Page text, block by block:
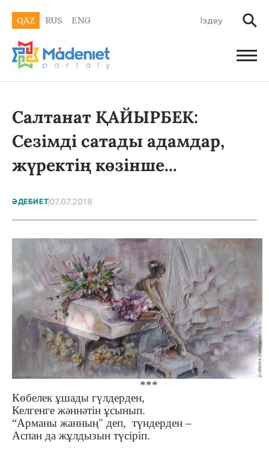
QAZ RUS ENG
Салтанат ҚАЙЫРБЕК:
Сезімді сатады адамдар,
жүректің көзінше...
ӘДЕБИЕТ07.07.2018
***
Көбелек ұшады гүлдерден,
Келгенге жәннәтін ұсынып.
“Арманы жанның" деп, түндерден –
Аспан да жұлдызын түсіріп.